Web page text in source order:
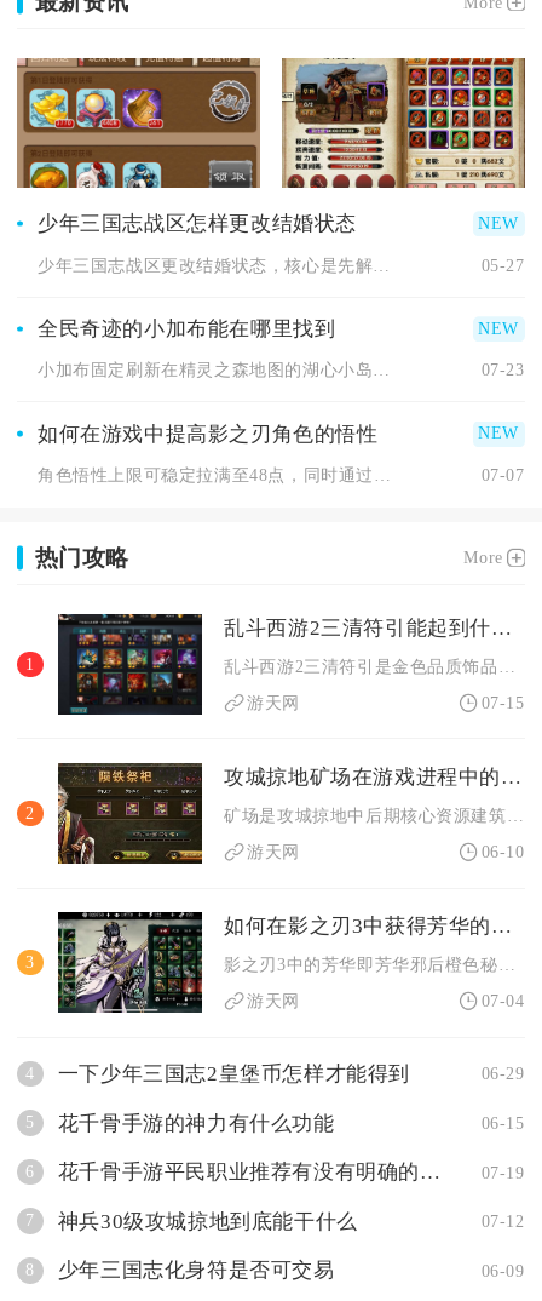
少年三国志战区怎样更改结婚状态
05-27
全民奇迹的小加布能在哪里找到
小加布固定刷新在精灵之森地图的湖心小岛，必须先解锁尤达的请求... 07-23
如何在游戏中提高影之刃角色的悟性
07-07
热门攻略 More
1
乱斗西游2三清符引能起到什么效果
游天网
07-15
2
攻城掠地矿场在游戏进程中的地位如何
游天网
06-10
3
如何在影之刃3中获得芳华的攻略是什么
游天网
07-04
4 一下少年三国志2皇堡币怎样才能得到 06-29
5 花千骨手游的神力有什么功能 06-15
6 花千骨手游平民职业推荐有没有明确的顺序 07-19
7 神兵30级攻城掠地到底能干什么 07-12
8 少年三国志化身符是否可交易 06-09